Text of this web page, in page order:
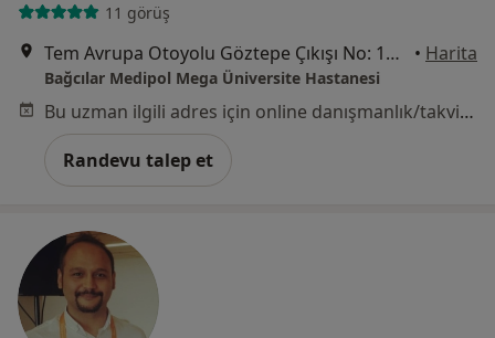
11 görüş
Tem Avrupa Otoyolu Göztepe Çıkışı No: 1Bağcılar, İstanbul • Harita
Bağcılar Medipol Mega Üniversite Hastanesi
Bu uzman ilgili adres için online danışmanlık/takvim sunmuyor.
Randevu talep et